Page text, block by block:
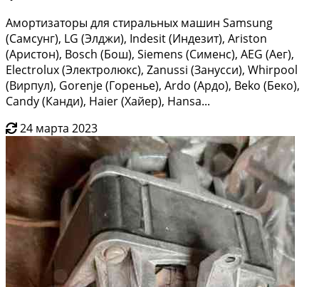
Амортизаторы для стиральных машин Samsung
(Самсунг), LG (Элджи), Indesit (Индезит), Ariston
(Аристон), Bosch (Бош), Siemens (Сименс), AEG (Аег),
Electrolux (Электролюкс), Zanussi (Занусси), Whirpool
(Вирпул), Gorenje (Горенье), Ardo (Ардо), Beko (Беко),
Candy (Канди), Haier (Хайер), Hansa...
24 марта 2023